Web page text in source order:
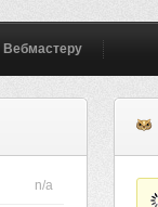
Вебмастеру
n/a